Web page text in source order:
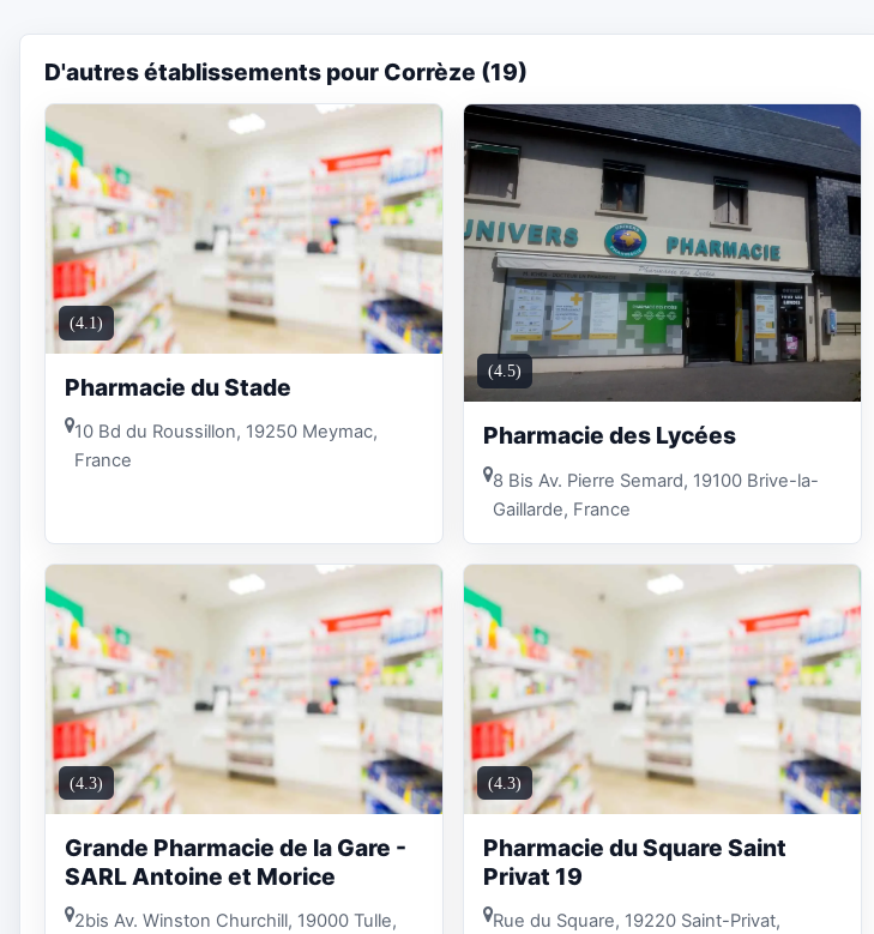
D'autres établissements pour Corrèze (19)
(4.1)
Pharmacie du Stade
10 Bd du Roussillon, 19250 Meymac,
France
(4.5)
Pharmacie des Lycées
8 Bis Av. Pierre Semard, 19100 Brive-la-
Gaillarde, France
(4.3)
Grande Pharmacie de la Gare -
SARL Antoine et Morice
2bis Av. Winston Churchill, 19000 Tulle,
(4.3)
Pharmacie du Square Saint
Privat 19
Rue du Square, 19220 Saint-Privat,